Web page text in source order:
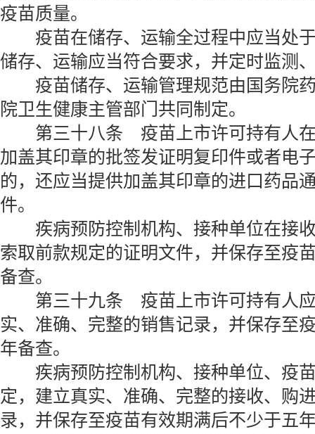
疫苗质量。
疫苗在储存、运输全过程中应当处于
储存、运输应当符合要求，并定时监测
疫苗储存、运输管理规范由国务院药
院卫生健康主管部门共同制定。
第三十八条 疫苗上市许可持有人在
加盖其印章的批签发证明复印件或者电
的，还应当提供加盖其印章的进口药品
件。
疾病预防控制机构、接种单位在接收
索取前款规定的证明文件，并保存至疫
备查。
第三十九条 疫苗上市许可持有人应
实、准确、完整的销售记录，并保存至
年备查。
疾病预防控制机构、接种单位、疫苗
定，建立真实、准确、完整的接收、购
录，并保存至疫苗有效期满后不少于五